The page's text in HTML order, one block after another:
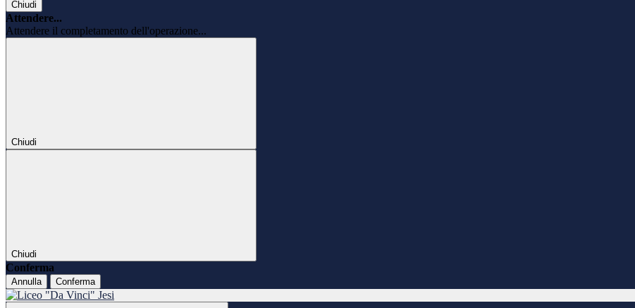
Chiudi
Attendere...
Attendere il completamento dell'operazione...
Chiudi
Chiudi
Conferma
Annulla Conferma